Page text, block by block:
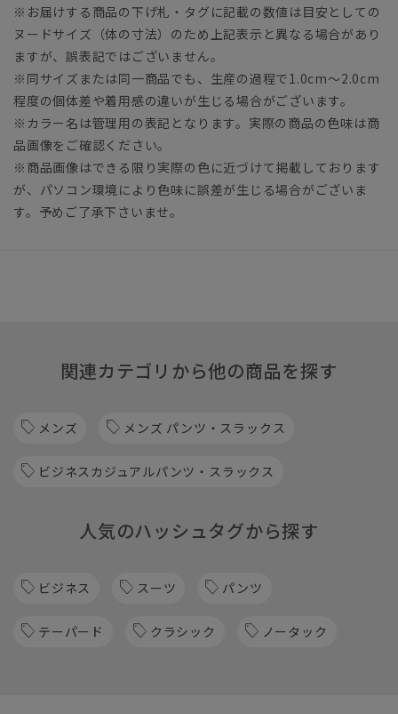
※お届けする商品の下げ札・タグに記載の数値は目安としての
ヌードサイズ（体の寸法）のため上記表示と異なる場合があり
ますが、誤表記ではございません。
※同サイズまたは同一商品でも、生産の過程で1.0cm～2.0cm
程度の個体差や着用感の違いが生じる場合がございます。
※カラー名は管理用の表記となります。実際の商品の色味は商
品画像をご確認ください。
※商品画像はできる限り実際の色に近づけて掲載しております
が、パソコン環境により色味に誤差が生じる場合がございま
す。予めご了承下さいませ。
関連カテゴリから他の商品を探す
メンズ メンズ パンツ・スラックス
ビジネスカジュアルパンツ・スラックス
人気のハッシュタグから探す
ビジネス スーツ パンツ
テーパード クラシック ノータック